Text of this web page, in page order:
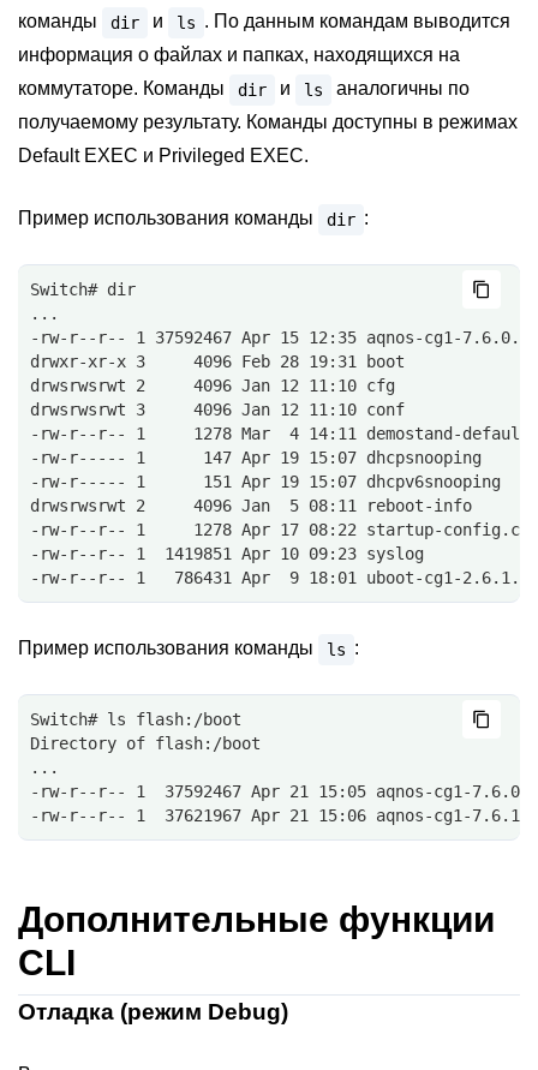
команды
dir и ls . По данным командам выводится
информация о файлах и папках, находящихся на
коммутаторе. Команды
dir и ls
аналогичны по
получаемому результату. Команды доступны в режимах
Default EXEC и Privileged EXEC.
Пример использования команды dir :
Switch# dir
...
-rw-r--r-- 1 37592467 Apr 15 12:35 aqnos-cg1-
drwxr-xr-x 3     4096 Feb 28 19:31 boot
drwsrwsrwt 2     4096 Jan 12 11:10 cfg
drwsrwsrwt 3     4096 Jan 12 11:10 conf
-rw-r--r-- 1     1278 Mar  4 14:11 demostand-
-rw-r----- 1      147 Apr 19 15:07 dhcpsnooping
-rw-r----- 1      151 Apr 19 15:07 dhcpv6snooping
drwsrwsrwt 2     4096 Jan  5 08:11 reboot-info
-rw-r--r-- 1     1278 Apr 17 08:22 startup-
-rw-r--r-- 1  1419851 Apr 10 09:23 syslog
-rw-r--r-- 1   786431 Apr  9 18:01 uboot-cg1-
Пример использования команды ls :
Switch# ls flash:/boot
Directory of flash:/boot
...
-rw-r--r-- 1  37592467 Apr 21 15:05 aqnos-cg1-
-rw-r--r-- 1  37621967 Apr 21 15:06 aqnos-cg1-
Дополнительные функции
CLI
Отладка (режим Debug)